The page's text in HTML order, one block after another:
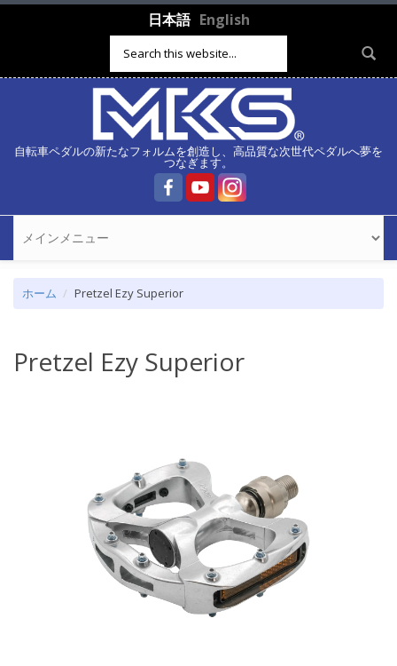
メインコンテンツに移動日本語 English
検索フォーム
自転車ペダルの新たなフォルムを創造し、高品質な次世代ペダルへ夢を
つなぎます。
ホーム Pretzel Ezy Superior
Pretzel Ezy Superior